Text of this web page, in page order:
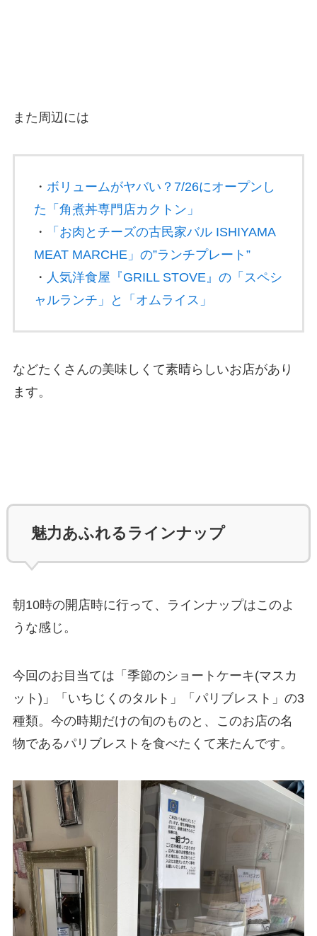
また周辺には
・ ボリュームがヤバい？7/26にオープンし
た「角煮丼専門店カクトン」
・
「お肉とチーズの古民家バル ISHIYAMA
MEAT MARCHE」の”ランチプレート”
・ 人気洋食屋『GRILL STOVE』の「スペシ
ャルランチ」と「オムライス」
などたくさんの美味しくて素晴らしいお店があり
ます。
魅力あふれるラインナップ
朝10時の開店時に行って、ラインナップはこのよ
うな感じ。
今回のお目当ては「季節のショートケーキ(マスカ
ット)」「いちじくのタルト」「パリブレスト」の3
種類。今の時期だけの旬のものと、このお店の名
物であるパリブレストを食べたくて来たんです。